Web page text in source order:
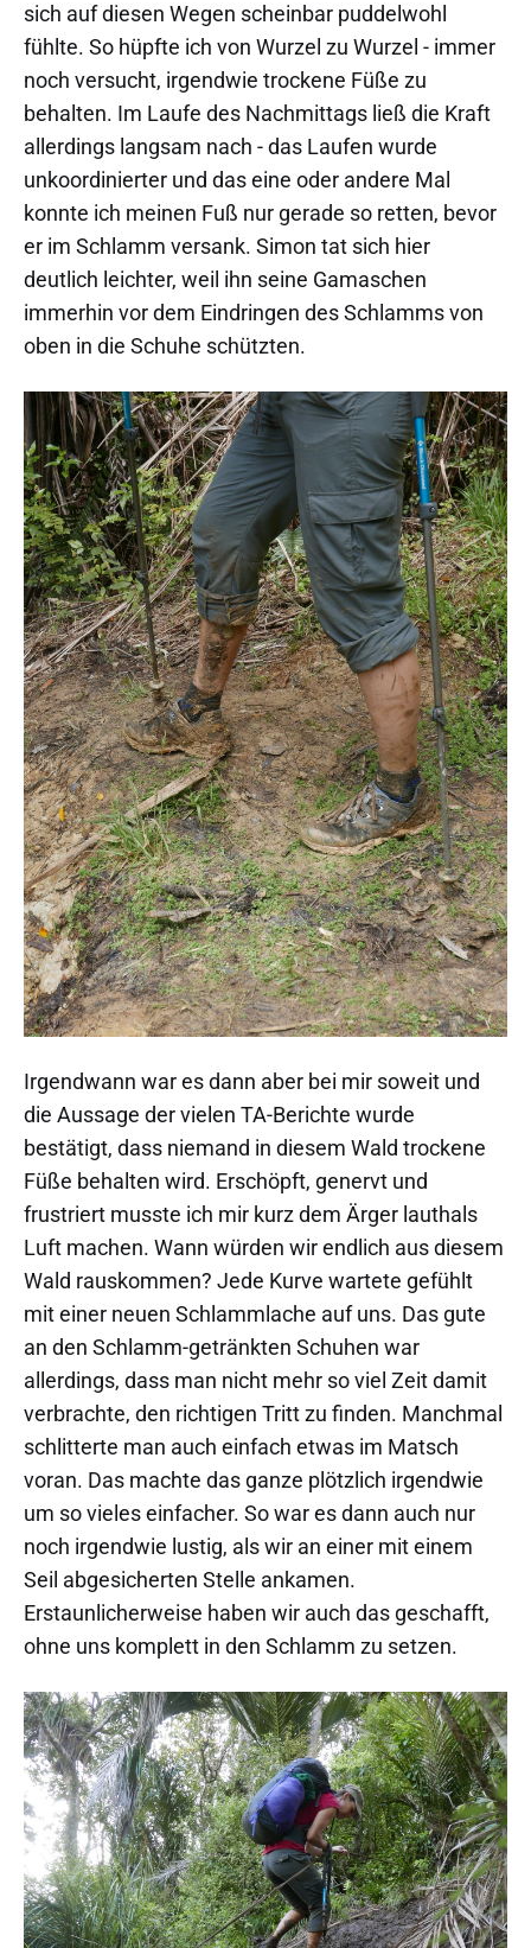
sich auf diesen Wegen scheinbar puddelwohl
fühlte. So hüpfte ich von Wurzel zu Wurzel - immer
noch versucht, irgendwie trockene Füße zu
behalten. Im Laufe des Nachmittags ließ die Kraft
allerdings langsam nach - das Laufen wurde
unkoordinierter und das eine oder andere Mal
konnte ich meinen Fuß nur gerade so retten, bevor
er im Schlamm versank. Simon tat sich hier
deutlich leichter, weil ihn seine Gamaschen
immerhin vor dem Eindringen des Schlamms von
oben in die Schuhe schützten.
Irgendwann war es dann aber bei mir soweit und
die Aussage der vielen TA-Berichte wurde
bestätigt, dass niemand in diesem Wald trockene
Füße behalten wird. Erschöpft, genervt und
frustriert musste ich mir kurz dem Ärger lauthals
Luft machen. Wann würden wir endlich aus diesem
Wald rauskommen? Jede Kurve wartete gefühlt
mit einer neuen Schlammlache auf uns. Das gute
an den Schlamm-getränkten Schuhen war
allerdings, dass man nicht mehr so viel Zeit damit
verbrachte, den richtigen Tritt zu finden. Manchmal
schlitterte man auch einfach etwas im Matsch
voran. Das machte das ganze plötzlich irgendwie
um so vieles einfacher. So war es dann auch nur
noch irgendwie lustig, als wir an einer mit einem
Seil abgesicherten Stelle ankamen.
Erstaunlicherweise haben wir auch das geschafft,
ohne uns komplett in den Schlamm zu setzen.